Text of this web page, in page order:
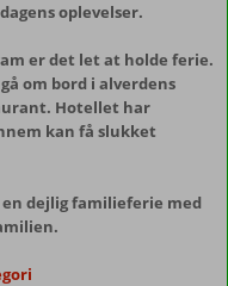
oplevelser.
er det let at holde ferie.
om bord i alverdens
Hotellet har
kan få slukket
dejlig familieferie med